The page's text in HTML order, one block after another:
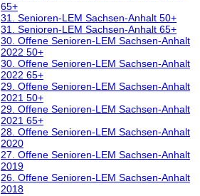
65+
31. Senioren-LEM Sachsen-Anhalt 50+
31. Senioren-LEM Sachsen-Anhalt 65+
30. Offene Senioren-LEM Sachsen-Anhalt
2022 50+
30. Offene Senioren-LEM Sachsen-Anhalt
2022 65+
29. Offene Senioren-LEM Sachsen-Anhalt
2021 50+
29. Offene Senioren-LEM Sachsen-Anhalt
2021 65+
28. Offene Senioren-LEM Sachsen-Anhalt
2020
27. Offene Senioren-LEM Sachsen-Anhalt
2019
26. Offene Senioren-LEM Sachsen-Anhalt
2018